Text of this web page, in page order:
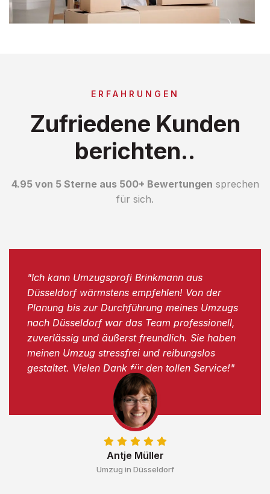
ERFAHRUNGEN
Zufriedene Kunden
berichten..
4.95 von 5 Sterne aus 500+ Bewertungen sprechen
für sich.
Antje Müller
Umzug in Düsseldorf
"Ich kann Umzugsprofi Brinkmann aus
Düsseldorf wärmstens empfehlen! Von der
Planung bis zur Durchführung meines Umzugs
nach Düsseldorf war das Team professionell,
zuverlässig und äußerst freundlich. Sie haben
meinen Umzug stressfrei und reibungslos
gestaltet. Vielen Dank für den tollen Service!"